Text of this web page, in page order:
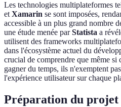
Les technologies multiplateformes
etXamarin se sont imposées,
accessible à un plus grand nombre
une étude menée parStatista a
utilisent des frameworks
dans l'écosystème actuel du
crucial de comprendre que même si
gagner du temps, ils n'exemptent
l'expérience utilisateur sur chaque
Préparation du projet